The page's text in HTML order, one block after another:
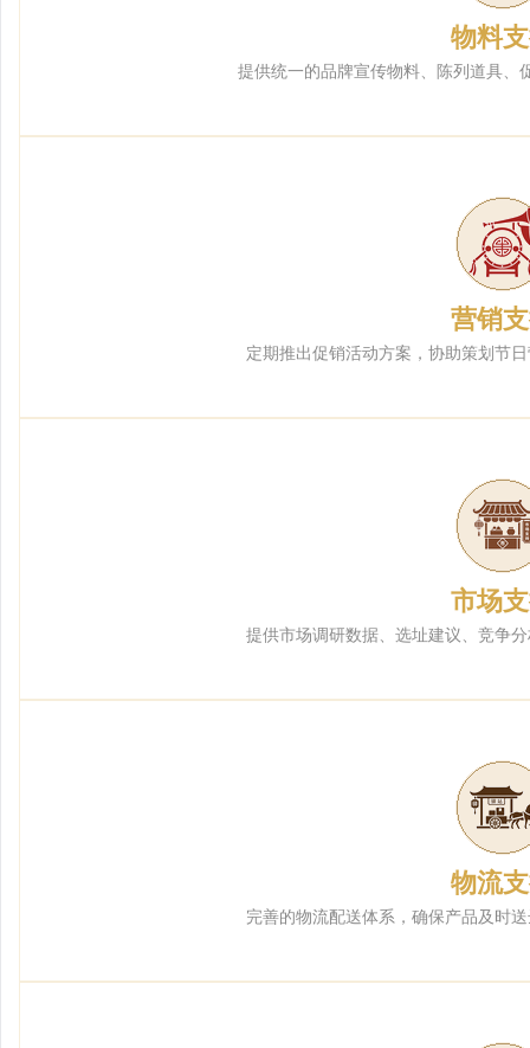
物料
提供统一的品牌宣传物料、陈列道具、
营销
定期推出促销活动方案，协助策划节
市场
提供市场调研数据、选址建议、竞争
物流
完善的物流配送体系，确保产品及时